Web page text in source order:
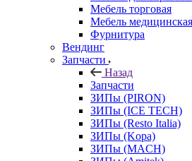
Мебель торговая
Мебель медицинская
Фурнитура
Вендинг
Запчасти
Назад
Запчасти
ЗИПы (PIRON)
ЗИПы (ICE TECH)
ЗИПы (Resto Italia)
ЗИПы (Kopa)
ЗИПы (MACH)